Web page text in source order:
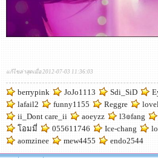
แก้ไขล่าสุดเมื่อ 2012-07-03 11:36:03
berrypink JoJo1113 Sdi_SiD
lafail2
funny1155 Reggre
ii_Dont care_ii
aoeyzz l3๏fang
โอมมี่
055611746 Ice-chang
aomzinee
mew4455 endo2544